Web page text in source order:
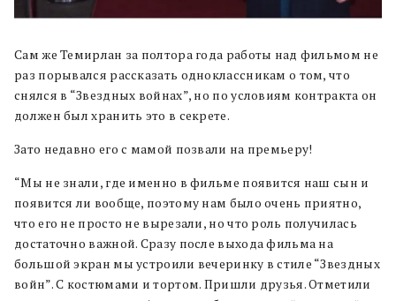
Сам же Темирлан за полтора года работы над фильмом не
раз порывался рассказать одноклассникам о том, что
снялся в “Звездных войнах”, но по условиям контракта он
должен был хранить это в секрете.
Зато недавно его с мамой позвали на премьеру!
“Мы не знали, где именно в фильме появится наш сын и
появится ли вообще, поэтому нам было очень приятно,
что его не просто не вырезали, но что роль получилась
достаточно важной. Сразу после выхода фильма на
большой экран мы устроили вечеринку в стиле “Звездных
войн”. С костюмами и тортом. Пришли друзья. Отметили